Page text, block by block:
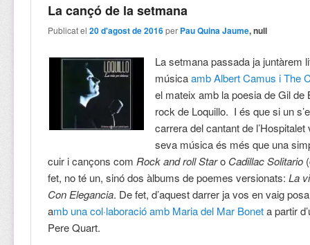
La cançó de la setmana
Publicat el20 d'agost de 2016 per Pau Quina Jaume, null
La setmana passada ja juntàrem
músicaamb Albert Camus i The
el mateix amb la poesia de Gil
rock de Loquillo. I és que si un
carrera del cantant de l’Hospitalet
seva música és més que una
cuir i cançons com Rock and roll Staro Cadillac Solitario
fet, no té un, sinó dos àlbums de poemes versionats:La
Con Elegancia. De fet, d’aquest darrer ja vos en vaig
amb una col·laboració amb Maria del Mar Boneta partir
Pere Quart.